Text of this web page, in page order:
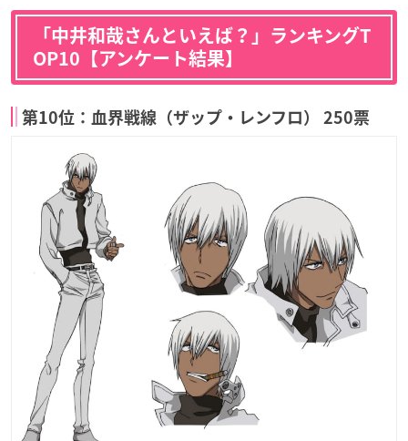
「中井和哉さんといえば？」ランキングT
OP10【アンケート結果】
第10位：血界戦線（ザップ・レンフロ） 250票